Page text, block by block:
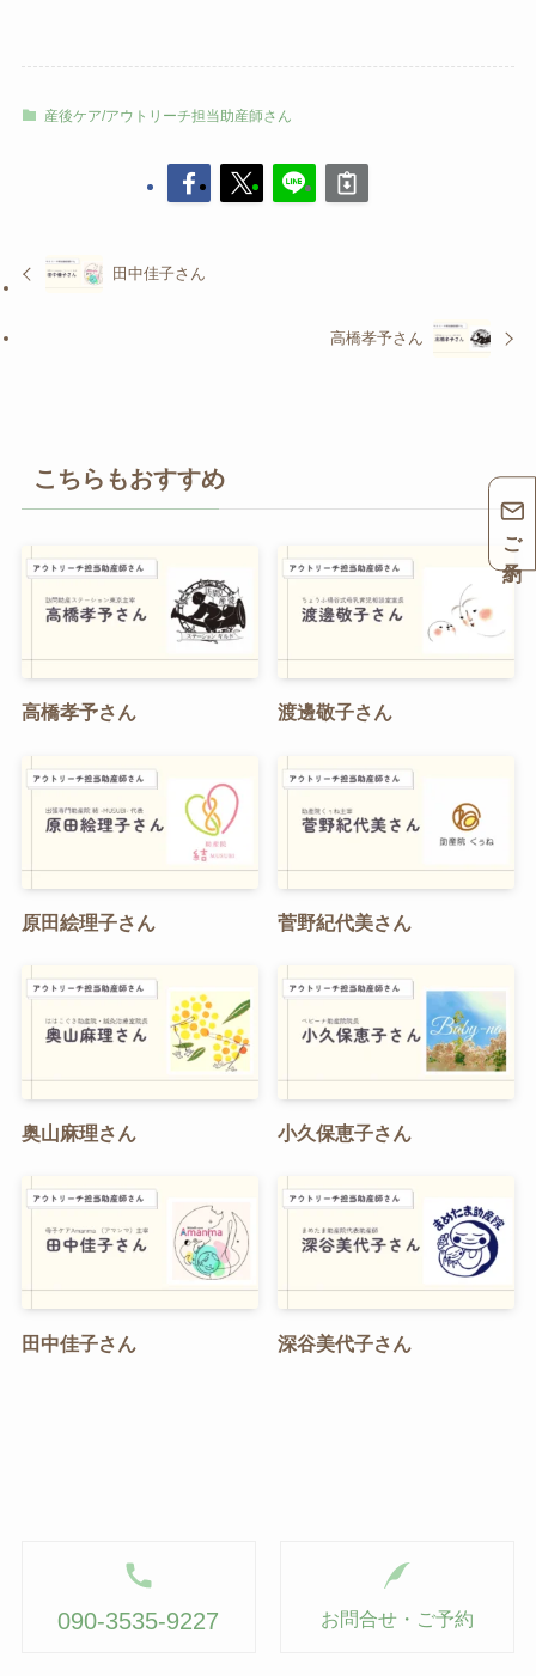
産後ケア/アウトリーチ担当助産師さん
田中佳子さん
高橋孝予さん
こちらもおすすめ
高橋孝予さん 渡邊敬子さん
原田絵理子さん 菅野紀代美さん
奥山麻理さん 小久保恵子さん
田中佳子さん 深谷美代子さん
ご予約
090-3535-9227 お問合せ・ご予約